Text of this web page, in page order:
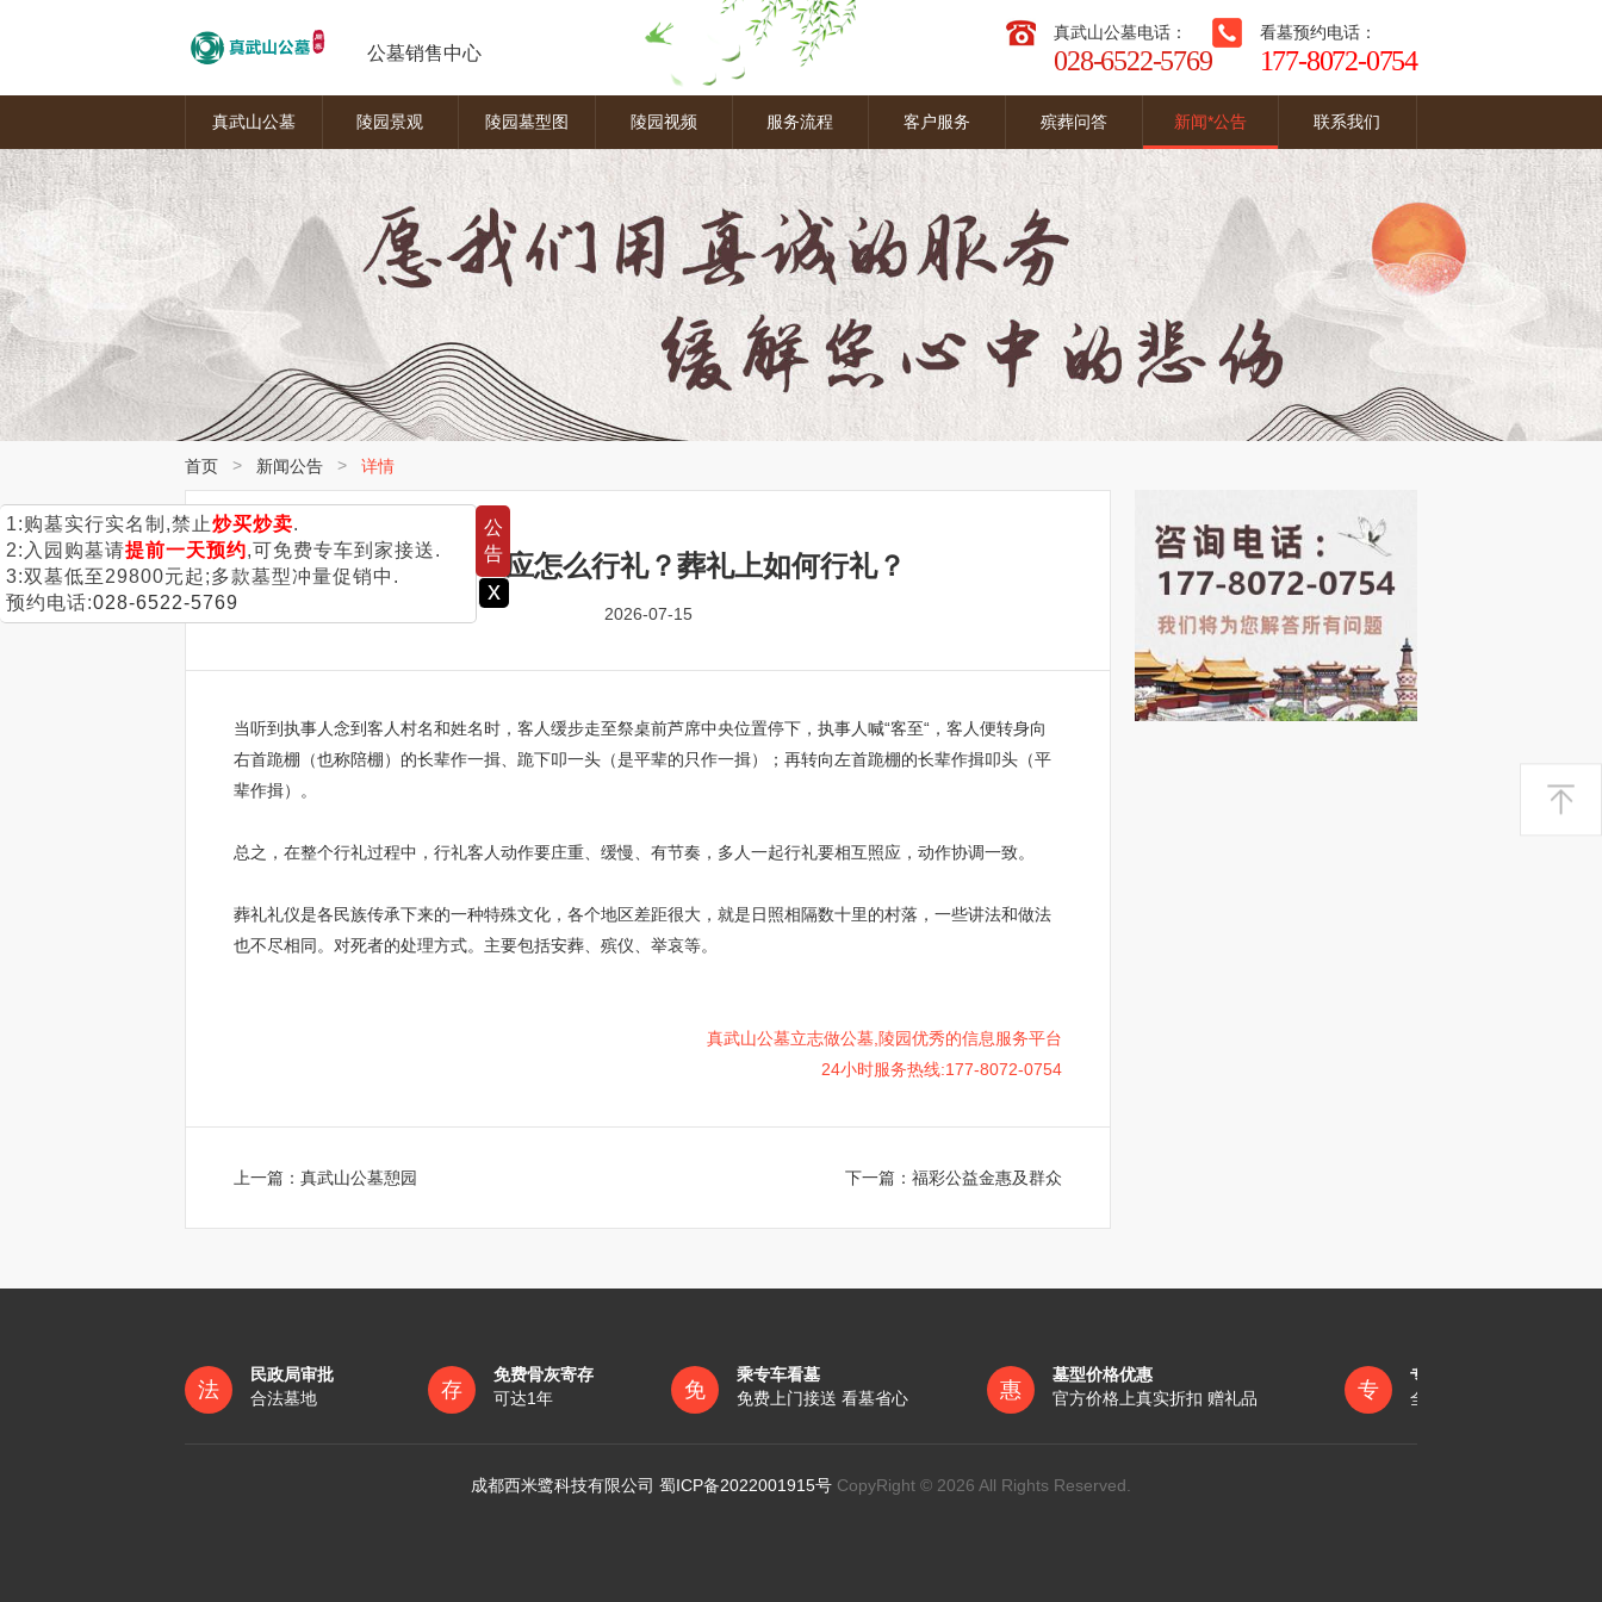
公
告
+
公墓销售中心
看墓预约电话：
177-8072-0754
真武山公墓电话：
028-6522-5769
真武山公墓 陵园景观 陵园墓型图 陵园视频 服务流程 客户服务 殡葬问答 新闻*公告 联系我们
首页 > 新闻公告 > 详情
参加葬礼应怎么行礼？葬礼上如何行礼？
2026-07-15
当听到执事人念到客人村名和姓名时，客人缓步走至祭桌前芦席中央位置停下，执事人喊“客至“，客人便转身向
右首跪棚（也称陪棚）的长辈作一揖、跪下叩一头（是平辈的只作一揖）；再转向左首跪棚的长辈作揖叩头（平
辈作揖）。
总之，在整个行礼过程中，行礼客人动作要庄重、缓慢、有节奏，多人一起行礼要相互照应，动作协调一致。
葬礼礼仪是各民族传承下来的一种特殊文化，各个地区差距很大，就是日照相隔数十里的村落，一些讲法和做法
也不尽相同。对死者的处理方式。主要包括安葬、殡仪、举哀等。
真武山公墓立志做公墓,陵园优秀的信息服务平台
24小时服务热线:177-8072-0754
上一篇： 真武山公墓憩园 下一篇：福彩公益金惠及群众
法
民政局审批
合法墓地
存
免费骨灰寄存
可达1年
免
乘专车看墓
免费上门接送 看墓省心
惠
墓型价格优惠
官方价格上真实折扣 赠礼品
专
专员一对一服务
全称陪同办理各项手续
成都西米鹭科技有限公司 蜀ICP备2022001915号 CopyRight © 2026 All Rights Reserved.